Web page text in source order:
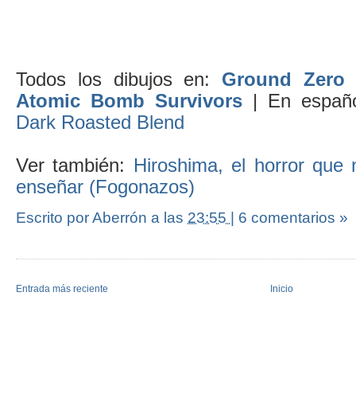
Todos los dibujos en: Ground Zero
Atomic Bomb Survivors | En
Dark Roasted Blend
Ver también: Hiroshima, el horror que
enseñar (Fogonazos)
Escrito por Aberrón a las 23:55 | 6 comentarios »
Entrada más reciente Inicio